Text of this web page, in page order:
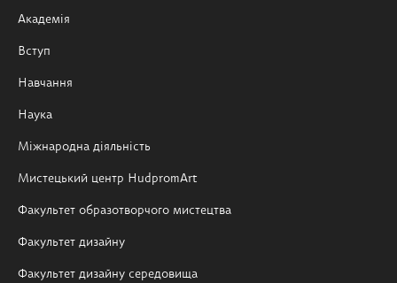
Академія
Вступ
Навчання
Наука
Міжнародна діяльність
Мистецький центр HudpromArt
Факультет образотворчого мистецтва
Факультет дизайну
Факультет дизайну середовища